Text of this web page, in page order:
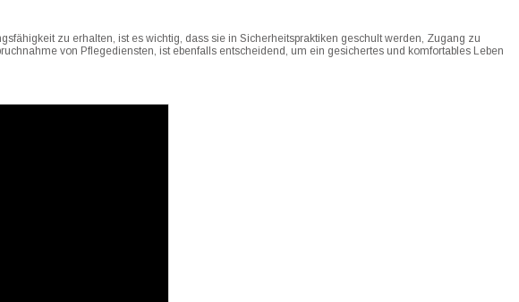
zu erhalten, ist es wichtig, dass sie in Sicherheitspraktiken geschult werden, Zugang zu
von Pflegediensten, ist ebenfalls entscheidend, um ein gesichertes und komfortables Leben